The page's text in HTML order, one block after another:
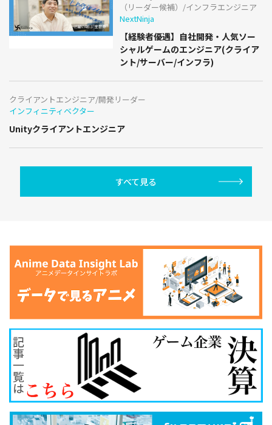
（リーダー候補）/インフラエンジニア
NextNinja
【経験者優遇】自社開発・人気ソー
シャルゲームのエンジニア(クライア
ント/サーバー/インフラ)
クライアントエンジニア/開発リーダー
インフィニティベクター
Unityクライアントエンジニア
すべて見る